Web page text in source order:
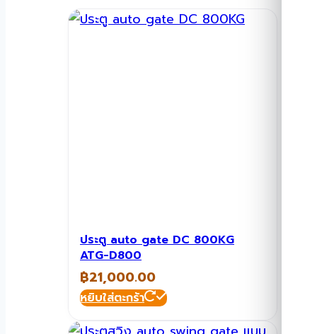
ประตู auto gate DC 800KG
ATG-D800
฿21,000.00
หยิบใส่ตะกร้า